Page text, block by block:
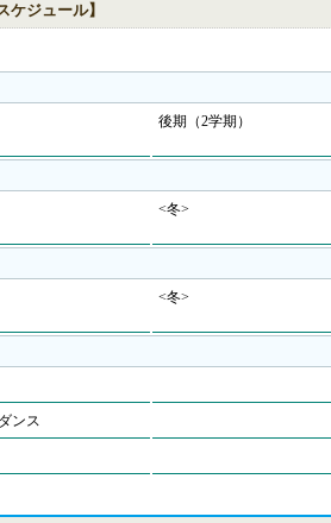
ケジュール】
後期（2学期）
<冬>
<冬>
ンス